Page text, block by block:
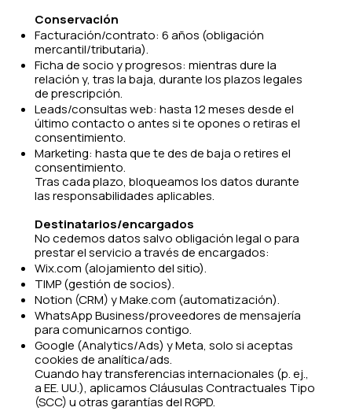
Conservación
Facturación/contrato: 6 años (obligación
mercantil/tributaria).
Ficha de socio y progresos: mientras dure la
relación y, tras la baja, durante los plazos legales
de prescripción.
Leads/consultas web: hasta 12 meses desde el
último contacto o antes si te opones o retiras el
consentimiento.
Marketing: hasta que te des de baja o retires el
consentimiento.
Tras cada plazo, bloqueamos los datos durante
las responsabilidades aplicables.
Destinatarios/encargados
No cedemos datos salvo obligación legal o para
prestar el servicio a través de encargados:
Wix.com (alojamiento del sitio).
TIMP (gestión de socios).
Notion (CRM) y Make.com (automatización).
WhatsApp Business/proveedores de mensajería
para comunicarnos contigo.
Google (Analytics/Ads) y Meta, solo si aceptas
cookies de analítica/ads.
Cuando hay transferencias internacionales (p. ej.,
a EE. UU.), aplicamos Cláusulas Contractuales Tipo
(SCC) u otras garantías del RGPD.